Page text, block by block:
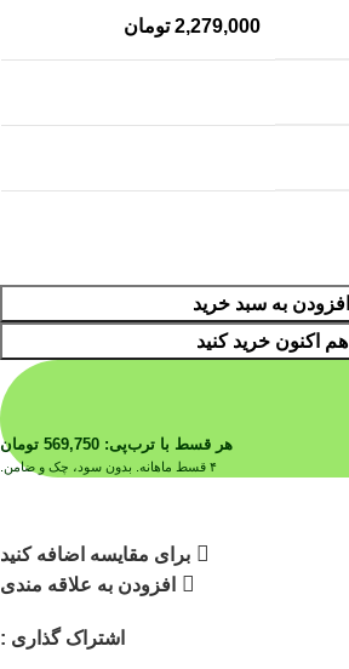
2,279,000 تومان
افزودن به سبد خرید
هم اکنون خرید کنید
هر قسط با ترب‌پی: 569,750 تومان
۴ قسط ماهانه. بدون سود، چک و ضامن.
برای مقایسه اضافه کنید
افزودن به علاقه مندی
اشتراک گذاری :